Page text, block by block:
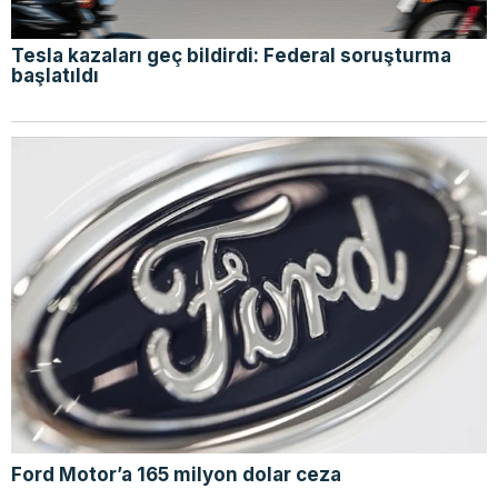
Tesla kazaları geç bildirdi: Federal soruşturma
başlatıldı
Ford Motor’a 165 milyon dolar ceza